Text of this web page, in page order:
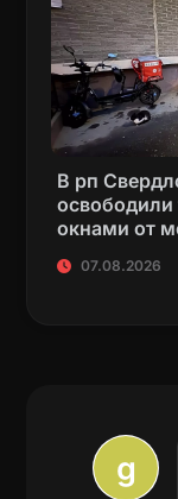
В рп
окнами от
07.08.2026